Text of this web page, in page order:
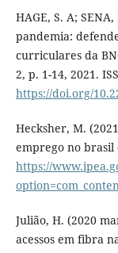
HAGE, S. A;
pandemia:
curriculares da
2, p. 1-14, 2021.
https://doi.org/
Hecksher, M.
emprego no brasil
https://
Julião, H. (2020
acessos em fibra